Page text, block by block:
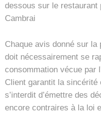
dessous sur le restaurant
Cambrai
Chaque avis donné sur
doit nécessairement se
consommation vécue par
Client garantit la sincérité
s’interdit d’émettre des
encore contraires à la loi